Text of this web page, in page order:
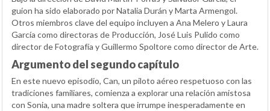
guion ha sido elaborado por Natalia Durán y Marta Armengol.
Otros miembros clave del equipo incluyen a Ana Melero y Laura
García como directoras de Producción, José Luis Pulido como
director de Fotografía y Guillermo Spoltore como director de Arte.
Argumento del segundo capítulo
En este nuevo episodio, Can, un piloto aéreo respetuoso con las
tradiciones familiares, comienza a explorar una relación amistosa
con Sonia, una madre soltera que irrumpe inesperadamente en